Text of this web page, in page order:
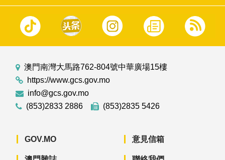
澳門南灣大馬路762-804號中華廣場15樓
https://www.gcs.gov.mo
info@gcs.gov.mo
(853)2833 2886
(853)2835 5426
GOV.MO 意見信箱